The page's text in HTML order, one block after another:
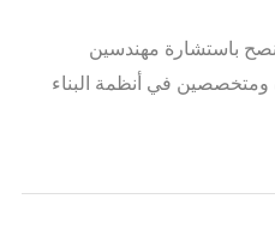
باستشارة مهندسين
ومتخصصين في أنظمة البناء